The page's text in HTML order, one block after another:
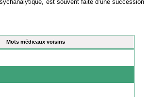
Mots médicaux voisins
est souvent faite d’une succession